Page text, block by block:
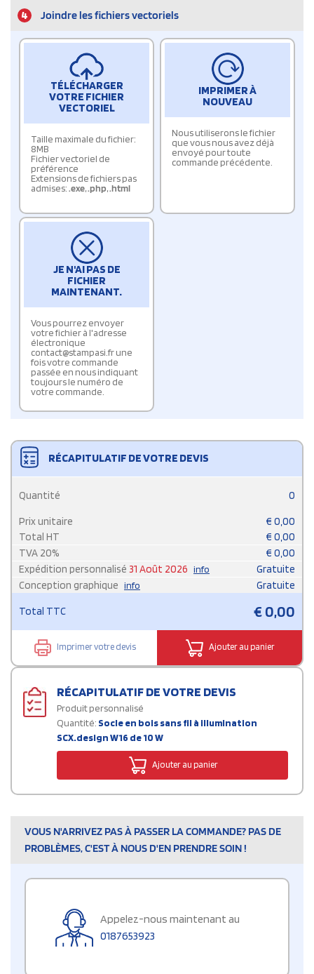
4 Joindre les fichiers vectoriels
TÉLÉCHARGER
VOTRE FICHIER
VECTORIEL
Taille maximale du fichier:
8MB
Fichier vectoriel de
préférence
Extensions de fichiers pas
admises:.exe,.php,.html
IMPRIMER À
NOUVEAU
Nous utiliserons le fichier
que vous nous avez déjà
envoyé pour toute
commande précédente.
JE N'AI PAS DE
FICHIER
MAINTENANT.
Vous pourrez envoyer
votre fichier à l'adresse
électronique
contact@stampasi.fr une
fois votre commande
passée en nous indiquant
toujours le numéro de
votre commande.
RÉCAPITULATIF DE VOTRE DEVIS
Quantité 0
Prix unitaire € 0,00
Total HT
€ 0,00
TVA 20% € 0,00
Expédition personnalisé 31 Août 2026 info
Gratuite
Conception graphique info Gratuite
Total TTC €0,00
Imprimer votre devis Ajouter au panier
RÉCAPITULATIF DE VOTRE DEVIS
Produit personnalisé
Quantité: Socle en bois sans fil à illumination
SCX.design W16 de 10 W
Ajouter au panier
VOUS N'ARRIVEZ PAS À PASSER LA COMMANDE? PAS DE
PROBLÈMES, C'EST À NOUS D'EN PRENDRE SOIN !
Appelez-nous maintenant au
0187653923